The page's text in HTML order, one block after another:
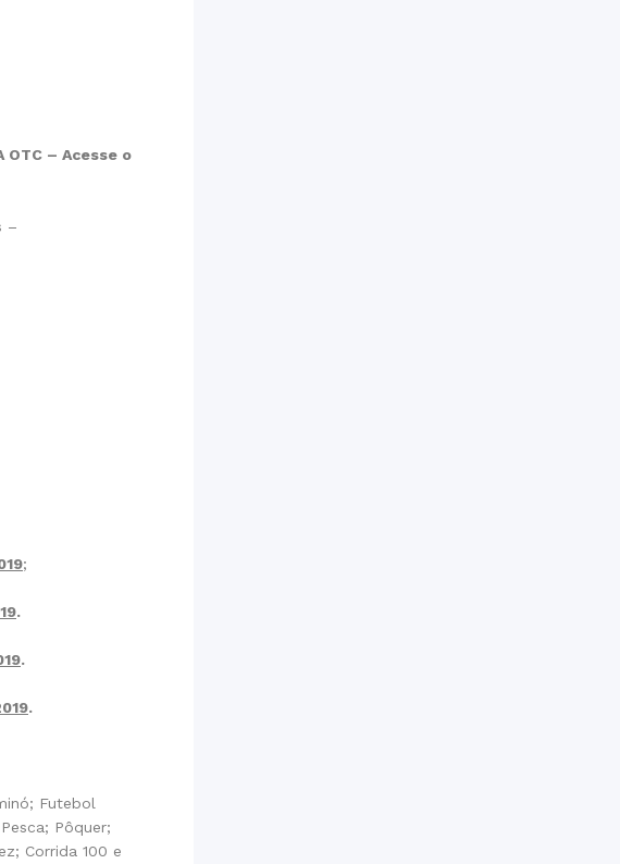
OTC – Acesse o
–
;
.
.
.
Futebol
Pôquer;
Corrida 100 e